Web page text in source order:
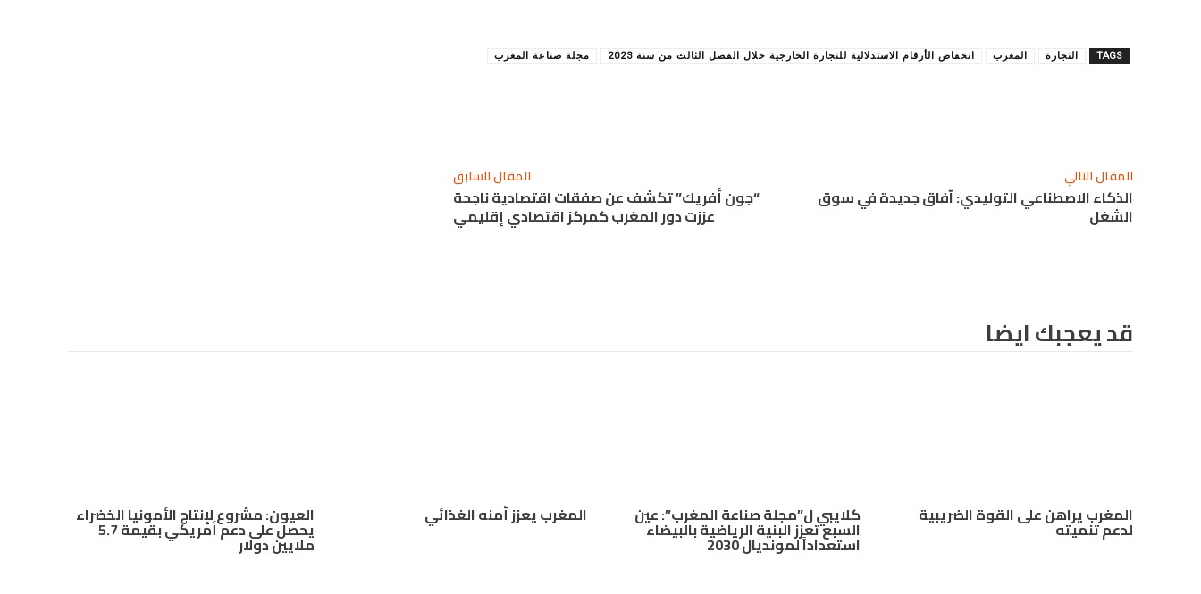
TAGS التجارة المغرب انخفاض الأرقام الاستدلالية للتجارة الخارجية خلال الفصل الثالث من سنة 2023 مجلة صناعة المغرب
المقال السابق
“جون أفريك” تكشف عن صفقات اقتصادية ناجحة
عززت دور المغرب كمركز اقتصادي إقليمي
المقال التالي
الذكاء الاصطناعي التوليدي: آفاق جديدة في سوق
الشغل
قد يعجبك ايضا
المغرب يراهن على القوة الضريبية
لدعم تنميته
كلايبي ل”مجلة صناعة المغرب”: عين
السبع تعزز البنية الرياضية بالبيضاء
استعداداً لمونديال 2030
المغرب يعزز أمنه الغذائي العيون: مشروع لإنتاج الأمونيا الخضراء
يحصل على دعم أمريكي بقيمة 5.7
ملايين دولار